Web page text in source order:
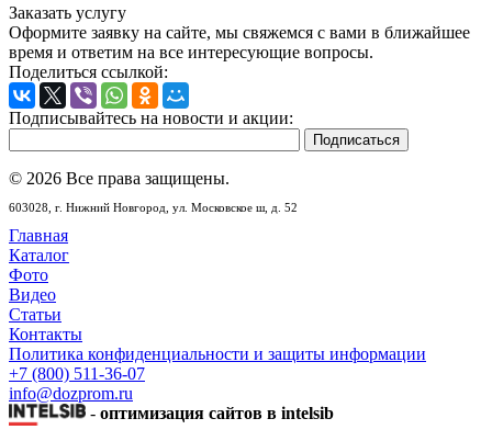
Заказать услугу
Оформите заявку на сайте, мы свяжемся с вами в ближайшее
время и ответим на все интересующие вопросы.
Поделиться ссылкой:
Подписывайтесь на новости и акции:
© 2026 Все права защищены.
603028, г. Нижний Новгород, ул. Московское ш, д. 52
Главная
Каталог
Фото
Видео
Статьи
Контакты
Политика конфиденциальности и защиты информации
+7 (800) 511-36-07
info@dozprom.ru
- оптимизация сайтов в intelsib